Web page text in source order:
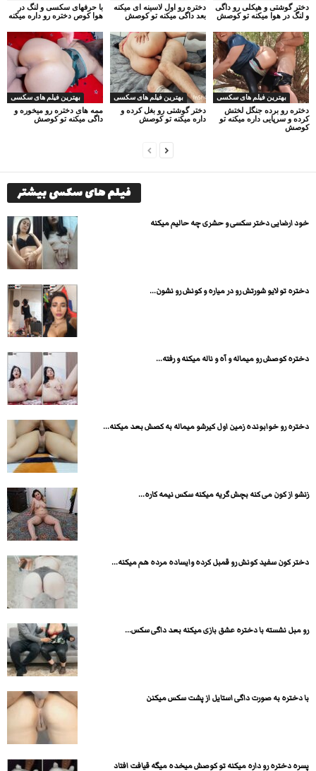
با حرفهای سکسی و لنگ در
هوا کوص دختره رو داره میکنه
دختره رو اول لاسینه ای میکنه
بعد داگی میکنه تو کوصش
دختر گوشتی و هیکلی رو داگی
و لنگ در هوا میکنه تو کوصش
بهترین فیلم های سکسی
ممه های دختره رو میخوره و
داگی میکنه تو کوصش
بهترین فیلم های سکسی
دختر گوشتی رو بغل کرده و
داره میکنه تو کوصش
بهترین فیلم های سکسی
دختره رو برده جنگل لختش
کرده و سرپایی داره میکنه تو
کوصش
فیلم های سکسی بیشتر
خود ارضایی دختر سکسی و حشری چه حالیم میکنه
دختره تو لایو شورتش رو در میاره و کونش رو نشون...
دختره کوصش رو میماله و آه و ناله میکنه و رفته...
دختره رو خوابونده زمین اول کیرشو میماله به کصش بعد میکنه...
زنشو از کون می کنه بچش گریه میکنه سکس نیمه کاره...
دختر کون سفید کونش رو قمبل کرده وایساده مرده هم میکنه...
رو مبل نشسته با دختره عشق بازی میکنه بعد داگی سکس...
با دختره به صورت داگی استایل از پشت سکس میکنن
پسره دختره رو داره میکنه تو کوصش میخده میگه قیافت افتاد